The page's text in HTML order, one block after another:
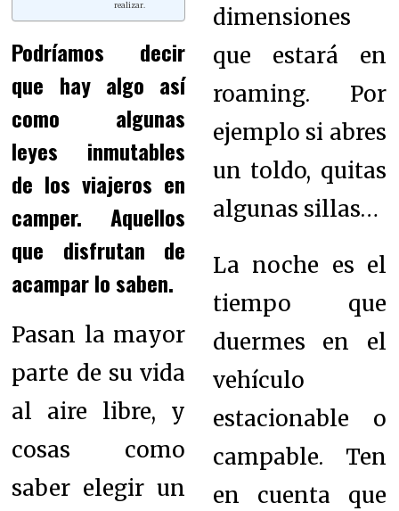
realizar.
Podríamos decir
que hay algo así
como algunas
leyes inmutables
de los viajeros en
camper. Aquellos
que disfrutan de
acampar lo saben.
Pasan la mayor
parte de su vida
al aire libre, y
cosas como
saber elegir un
dimensiones
que estará en
roaming. Por
ejemplo si abres
un toldo, quitas
algunas sillas…
La noche es el
tiempo que
duermes en el
vehículo
estacionable o
campable. Ten
en cuenta que